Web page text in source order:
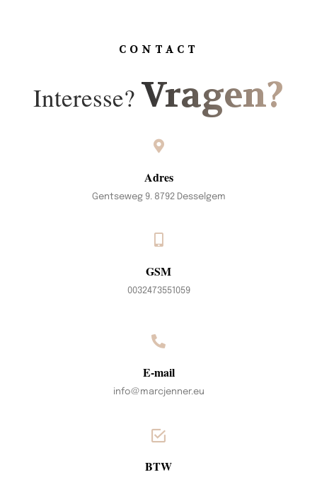
CONTACT
Interesse? Vragen?
Adres
Gentseweg 9. 8792 Desselgem
GSM
0032473551059
E-mail
info@marcjenner.eu
BTW